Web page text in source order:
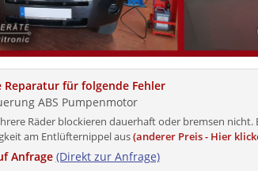
Reparatur für folgende Fehler
ABS Pumpenmotor
Räder blockieren dauerhaft oder bremsen nicht.
am Entlüfternippel aus(anderer Preis - Hier
Anfrage (Direkt zur Anfrage)